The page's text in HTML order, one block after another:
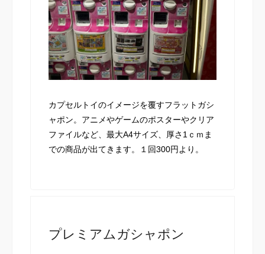
カプセルトイのイメージを覆すフラットガシ
ャポン。アニメやゲームのポスターやクリア
ファイルなど、最大A4サイズ、厚さ1ｃｍま
での商品が出てきます。１回300円より。
プレミアムガシャポン